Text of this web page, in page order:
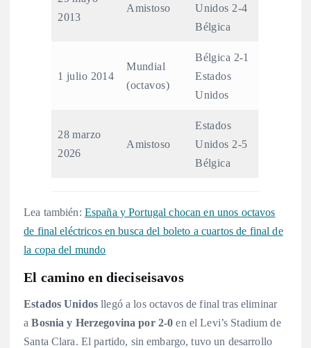
2013
Amistoso
Unidos 2-4
Bélgica
1 julio 2014
Mundial
(octavos)
Bélgica 2-1
Estados
Unidos
28 marzo
2026
Amistoso
Estados
Unidos 2-5
Bélgica
Lea también: España y Portugal chocan en unos octavos
de final eléctricos en busca del boleto a cuartos de final de
la copa del mundo
El camino en dieciseisavos
Estados Unidos llegó a los octavos de final tras eliminar
aBosnia y Herzegovina por 2-0 en el Levi’s Stadium de
Santa Clara. El partido, sin embargo, tuvo un desarrollo